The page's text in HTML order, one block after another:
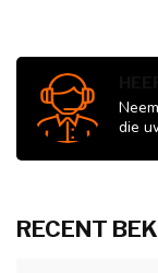
die
RECENT